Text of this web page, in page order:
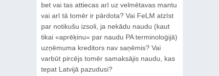
bet vai tas attiecas arī uz velmētavas mantu
vai arī tā tomēr ir pārdota? Vai FeLM atzīst
par notikušu izsoli, ja nekādu naudu (kaut
tikai «aprēķinu» par naudu PA terminoloģijā)
uzņēmuma kreditors nav saņēmis? Vai
varbūt pircējs tomēr samaksājis naudu, kas
tepat Latvijā pazudusi?